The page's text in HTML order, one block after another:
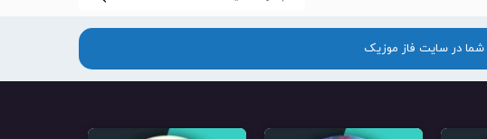
در سایت فاز موزیک